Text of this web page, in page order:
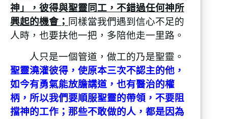
神」，彼得與聖靈同工，不錯過任何神所
興起的機會； 同樣當我們遇到信心不足的
人時，也要扶他一把，多陪他走一里路。
人只是一個管道，做工的乃是聖靈。
聖靈澆灌彼得，使原本三次不認主的他，
如今有勇氣能放膽講道，也有醫治的權
柄，所以我們要順服聖靈的帶領，不要阻
擋神的工作；那些不敢做的人，都是因為